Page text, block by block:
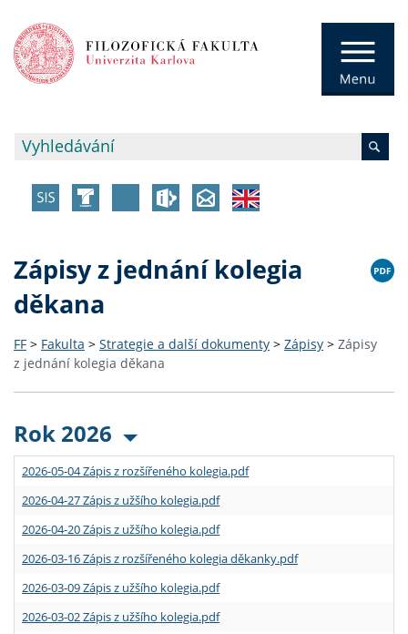
Zápisy z jednání kolegia
děkana
FF > Fakulta > Strategie a další dokumenty > Zápisy > Zápisy
z jednání kolegia děkana
Rok 2026
2026-05-04 Zápis z rozšířeného kolegia.pdf
2026-04-27 Zápis z užšího kolegia.pdf
2026-04-20 Zápis z užšího kolegia.pdf
2026-03-16 Zápis z rozšířeného kolegia děkanky.pdf
2026-03-09 Zápis z užšího kolegia.pdf
2026-03-02 Zápis z užšího kolegia.pdf